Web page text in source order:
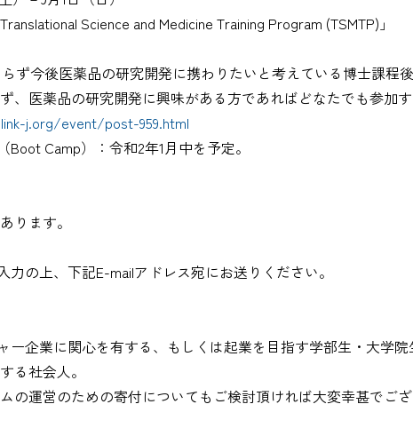
Science and Medicine Training Program (TSMTP)」
ず今後医薬品の研究開発に携わりたいと考えている博士課程
、医薬品の研究開発に興味がある方であればどなたでも参加す
j.org/event/post-959.html
Camp）：令和2年1月中を予定。
ります。
の上、下記E-mailアドレス宛にお送りください。
ー企業に関心を有する、もしくは起業を目指す学部生・大学
る社会人。
運営のための寄付についてもご検討頂ければ大変幸甚でござ